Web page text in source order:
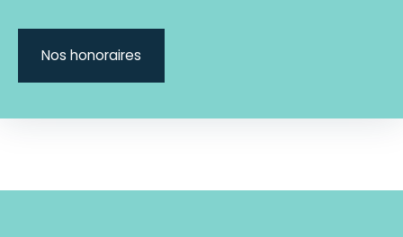
Nos honoraires